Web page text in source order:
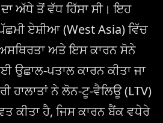
ਦਾ ਅੱਧੇ ਤੋਂ ਵੱਧ ਹਿੱਸਾ ਸੀ। ਇਹ
ਏਸ਼ੀਆ (West Asia) ਵਿੱਚ
ਅਤੇ ਇਸ ਕਾਰਨ ਸੋਨੇ
ਉਛਾਲ-ਪਤਾਲ ਕਾਰਨ ਕੀਤਾ ਜਾ
ਹਾਲਾਤਾਂ ਨੇ ਲੋਨ-ਟੂ-ਵੈਲਿਊ (LTV)
ਕੀਤਾ ਹੈ, ਜਿਸ ਕਾਰਨ ਬੈਂਕ ਵਧੇਰੇ